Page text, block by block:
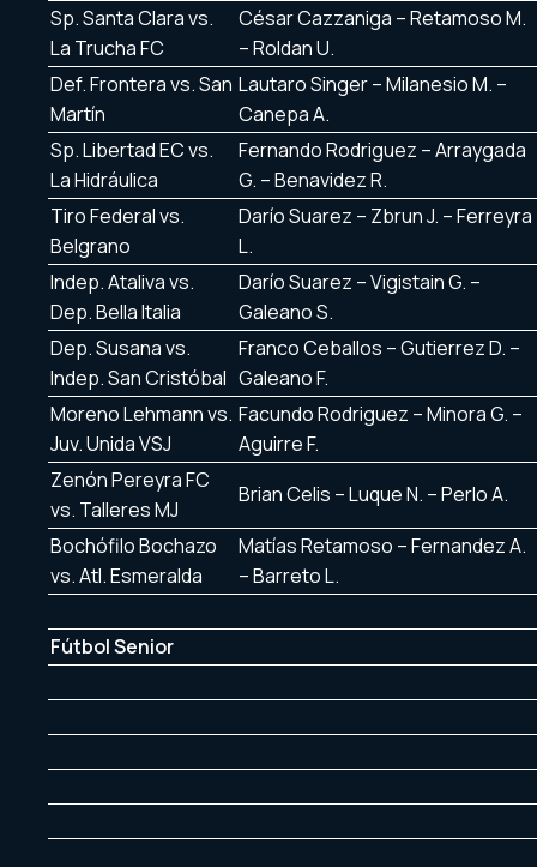
Sp. Santa Clara vs.
La Trucha FC
César Cazzaniga – Retamoso M.
– Roldan U.
Def. Frontera vs. San
Martín
Lautaro Singer – Milanesio M. –
Canepa A.
Sp. Libertad EC vs.
La Hidráulica
Fernando Rodriguez – Arraygada
G. – Benavidez R.
Tiro Federal vs.
Belgrano
Darío Suarez – Zbrun J. – Ferreyra
L.
Indep. Ataliva vs.
Dep. Bella Italia
Darío Suarez – Vigistain G. –
Galeano S.
Dep. Susana vs.
Indep. San Cristóbal
Franco Ceballos – Gutierrez D. –
Galeano F.
Moreno Lehmann vs.
Juv. Unida VSJ
Facundo Rodriguez – Minora G. –
Aguirre F.
Zenón Pereyra FC
vs. Talleres MJ
Brian Celis – Luque N. – Perlo A.
Bochófilo Bochazo
vs. Atl. Esmeralda
Matías Retamoso – Fernandez A.
– Barreto L.
Fútbol Senior